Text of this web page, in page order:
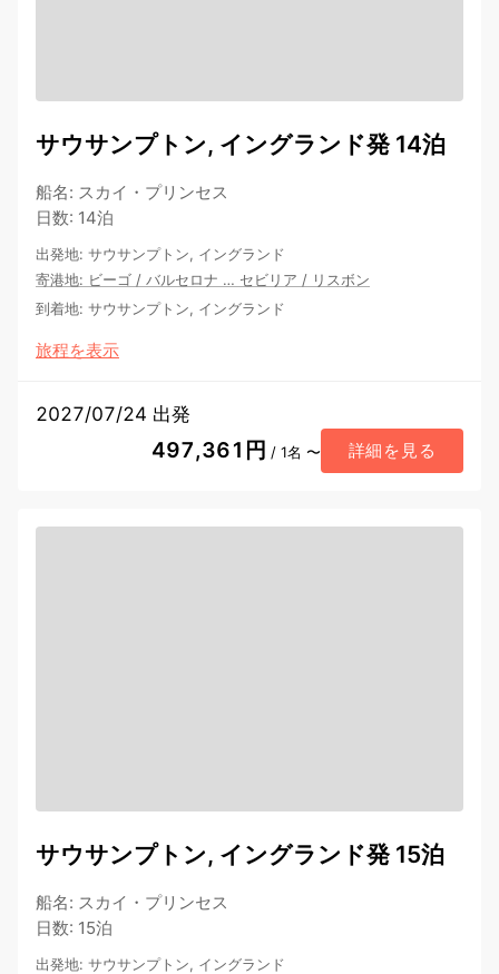
サウサンプトン, イングランド発 14泊
船名: スカイ・プリンセス
日数: 14泊
出発地: サウサンプトン, イングランド
寄港地: ビーゴ / バルセロナ … セビリア / リスボン
到着地: サウサンプトン, イングランド
旅程を表示
2027/07/24 出発
497,361円 / 1名 〜 詳細を見る
サウサンプトン, イングランド発 15泊
船名: スカイ・プリンセス
日数: 15泊
出発地: サウサンプトン, イングランド